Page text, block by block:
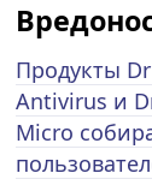
Продукты
Antivirus и
Micro